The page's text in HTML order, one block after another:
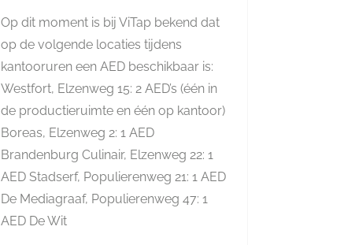
Op dit moment is bij ViTap bekend dat
op de volgende locaties tijdens
kantooruren een AED beschikbaar is:
Westfort, Elzenweg 15: 2 AED’s (één in
de productieruimte en één op kantoor)
Boreas, Elzenweg 2: 1 AED
Brandenburg Culinair, Elzenweg 22: 1
AED Stadserf, Populierenweg 21: 1 AED
De Mediagraaf, Populierenweg 47: 1
AED De Wit